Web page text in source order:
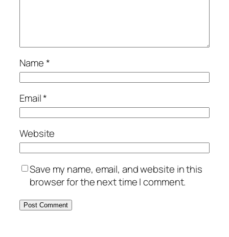
Name*
Email*
Website
Save my name, email, and website in this
browser for the next time I comment.